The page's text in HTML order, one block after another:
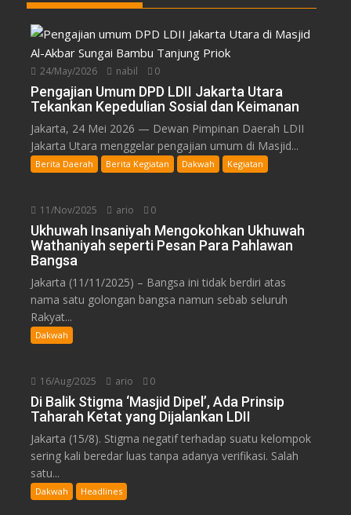
24/May/2026 nabil 0
Pengajian Umum DPD LDII Jakarta Utara
Tekankan Kepedulian Sosial dan Keimanan
Jakarta, 24 Mei 2026 — Dewan Pimpinan Daerah LDII
Jakarta Utara menggelar pengajian umum di Masjid...
Berita Daerah Berita Kegiatan Dakwah Kegiatan
11/Nov/2025 ario 0
Ukhuwah Insaniyah Mengokohkan Ukhuwah
Wathaniyah seperti Pesan Para Pahlawan
Bangsa
Jakarta (11/11/2025) – Bangsa ini tidak berdiri atas
nama satu golongan bangsa namun sebab seluruh
Rakyat...
Dakwah
16/Aug/2025 ario 0
Di Balik Stigma ‘Masjid Dipel’, Ada Prinsip
Taharah Ketat yang Dijalankan LDII
Jakarta (15/8). Stigma negatif terhadap suatu kelompok
sering kali beredar luas tanpa adanya verifikasi. Salah
satu...
Dakwah Headlines